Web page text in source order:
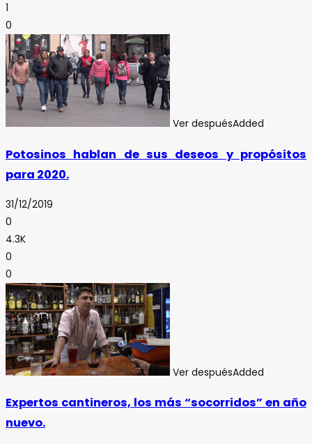
1
0
Ver despuésAdded
Potosinos hablan de sus deseos y propósitos
para 2020.
31/12/2019
0
4.3K
0
0
Ver despuésAdded
Expertos cantineros, los más “socorridos” en año
nuevo.